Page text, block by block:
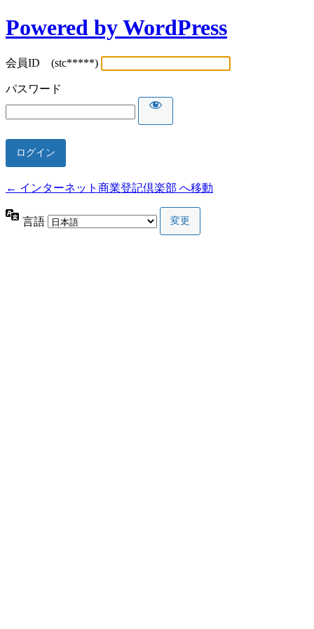
Powered by WordPress
会員ID (stc*****)
パスワード
← インターネット商業登記倶楽部 へ移動
言語